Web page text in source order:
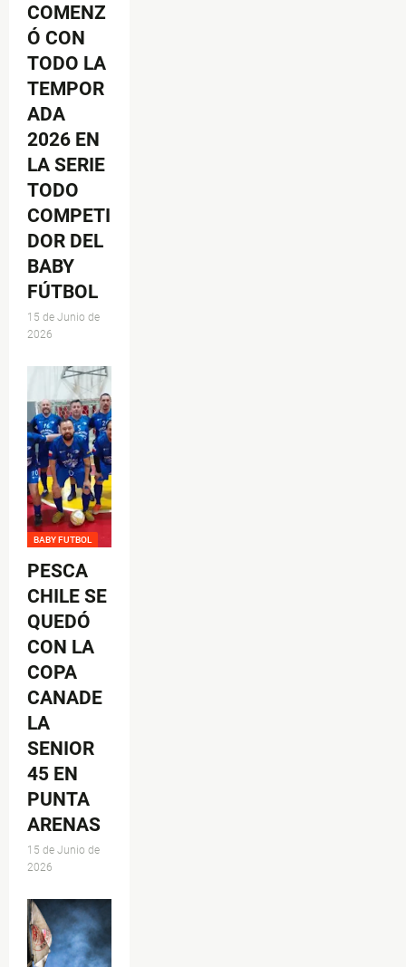
COMENZ
Ó CON
TODO LA
TEMPOR
ADA
2026 EN
LA SERIE
TODO
COMPETI
DOR DEL
BABY
FÚTBOL
15 de Junio de
2026
BABY FUTBOL
PESCA
CHILE SE
QUEDÓ
CON LA
COPA
CANADE
LA
SENIOR
45 EN
PUNTA
ARENAS
15 de Junio de
2026